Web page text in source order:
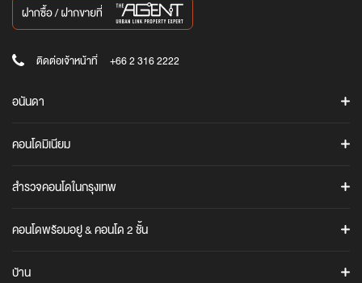
ติดต่อเจ้าหน้าที่ +66 2 316 2222
อนันดา
ค้นหาโครงการ
ข่าวสาร
Cocoro Application
ข้อมูลบริษัท
คอนโดมิเนียม
แอชตัน อโศก
แอชตัน อโศก-พระราม 9
COCO PARC
สำรวจคอนโดในกรุงเทพ
คอนโดทั้งหมดในกรุงเทพ
คอนโดใกล้รถไฟฟ้า BTS / MRT / ARL
คอนโดสุขุมวิท
คอนโดพร้อมอยู่ & คอนโด 2 ชั้น
บ้าน